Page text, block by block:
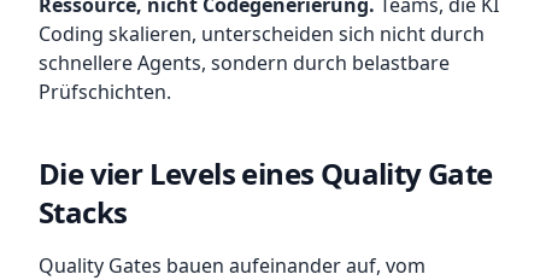
Coding skalieren, unterscheiden sich nicht durch
schnellere Agents, sondern durch belastbare
Prüfschichten.
Die vier Levels eines Quality Gate
Stacks
Quality Gates bauen aufeinander auf, vom